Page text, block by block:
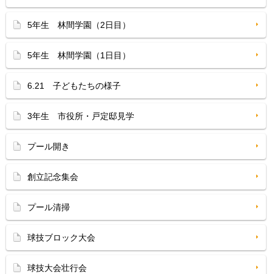
5年生 林間学園（2日目）
5年生 林間学園（1日目）
6.21 子どもたちの様子
3年生 市役所・戸定邸見学
プール開き
創立記念集会
プール清掃
球技ブロック大会
球技大会壮行会